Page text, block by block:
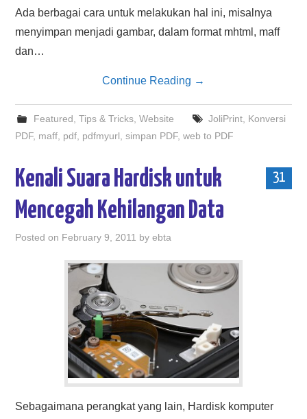
Ada berbagai cara untuk melakukan hal ini, misalnya
menyimpan menjadi gambar, dalam format mhtml, maff
dan…
Continue Reading →
Featured Tips & Tricks, Website JoliPrint, Konversi
PDF, maff pdf pdfmyurl ,simpan PDF,web to PDF
31
Kenali Suara Hardisk untuk
Mencegah Kehilangan Data
Posted on February 9, 2011 byebta
Sebagaimana perangkat yang lain, Hardisk komputer